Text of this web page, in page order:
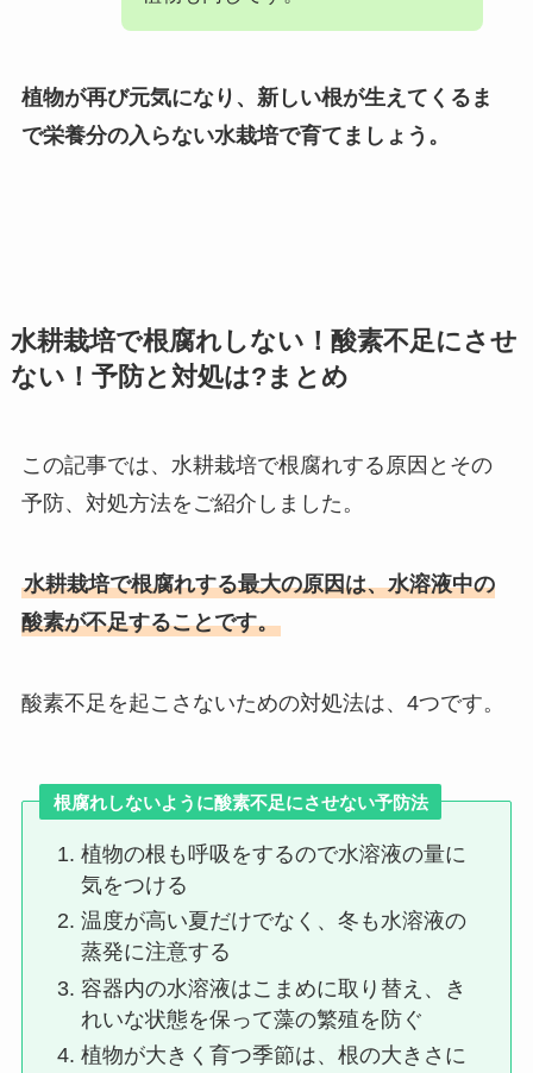
植物が再び元気になり、新しい根が生えてくるま
で栄養分の入らない水栽培で育てましょう。
水耕栽培で根腐れしない！酸素不足にさせ
ない！予防と対処は?まとめ
この記事では、水耕栽培で根腐れする原因とその
予防、対処方法をご紹介しました。
水耕栽培で根腐れする最大の原因は、水溶液中の
酸素が不足することです。
酸素不足を起こさないための対処法は、4つです。
根腐れしないように酸素不足にさせない予防法
植物の根も呼吸をするので水溶液の量に
気をつける
温度が高い夏だけでなく、冬も水溶液の
蒸発に注意する
容器内の水溶液はこまめに取り替え、き
れいな状態を保って藻の繁殖を防ぐ
植物が大きく育つ季節は、根の大きさに